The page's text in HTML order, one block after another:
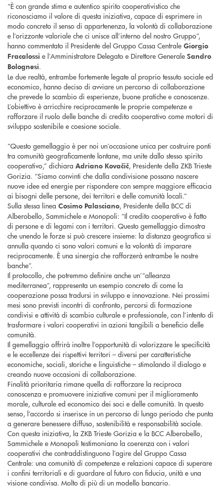
“È con grande stima e autentico spirito cooperativistico che
riconosciamo il valore di questa iniziativa, capace di esprimere in
modo concreto il senso di appartenenza, la volontà di collaborazione
e l’orizzonte valoriale che ci unisce all’interno del nostro Gruppo”,
hanno commentato il Presidente del Gruppo Cassa Centrale Giorgio
Fracalossi e l’Amministratore Delegato e Direttore Generale Sandro
Bolognesi.
Le due realtà, entrambe fortemente legate al proprio tessuto sociale ed
economico, hanno deciso di avviare un percorso di collaborazione
che prevede lo scambio di esperienze, buone pratiche e conoscenze.
L’obiettivo è arricchire reciprocamente le proprie competenze e
rafforzare il ruolo delle banche di credito cooperativo come motori di
sviluppo sostenibile e coesione sociale.
“Questo gemellaggio è per noi un’occasione unica per costruire ponti
tra comunità geograficamente lontane, ma unite dallo stesso spirito
cooperativo,” dichiara Adriano Kovačič, Presidente della ZKB Trieste
Gorizia. “Siamo convinti che dalla condivisione possano nascere
nuove idee ed energie per rispondere con sempre maggiore efficacia
ai bisogni delle persone, dei territori e delle comunità locali.”
Sulla stessa linea Cosimo Palasciano, Presidente della BCC di
Alberobello, Sammichele e Monopoli: “Il credito cooperativo è fatto
di persone e di legami con i territori. Questo gemellaggio dimostra
che unendo le forze si può crescere insieme: la distanza geografica si
annulla quando ci sono valori comuni e la volontà di imparare
reciprocamente. È una sinergia che rafforzerà entrambe le nostre
banche”.
Il protocollo, che potremmo definire anche un’“alleanza
mediterranea”, rappresenta un esempio concreto di come la
cooperazione possa tradursi in sviluppo e innovazione. Nei prossimi
mesi sono previsti incontri di confronto, percorsi di formazione
condivisi e attività di scambio culturale e professionale, con l’intento di
trasformare i valori cooperativi in azioni tangibili a beneficio delle
comunità.
Il gemellaggio offrirà inoltre l’opportunità di valorizzare le specificità
e le eccellenze dei rispettivi territori – diversi per caratteristiche
economiche, sociali, storiche e linguistiche – stimolando il dialogo e
creando nuove occasioni di collaborazione.
Finalità prioritaria rimane quella di rafforzare la reciproca
conoscenza e promuovere iniziative comuni per il miglioramento
morale, culturale ed economico dei soci e delle comunità. In questo
senso, l’accordo si inserisce in un percorso di lungo periodo che punta
a generare benessere diffuso, sostenibilità e responsabilità sociale.
Con questa iniziativa, la ZKB Trieste Gorizia e la BCC Alberobello,
Sammichele e Monopoli testimoniano la coerenza con i valori
cooperativi che contraddistinguono l’agire del Gruppo Cassa
Centrale: una comunità di competenze e relazioni capace di superare
i confini territoriali e di guardare al futuro con fiducia, unità e una
visione condivisa. Molto di più di un modello bancario.